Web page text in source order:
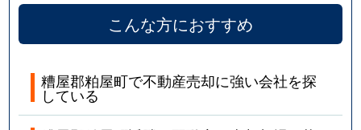
こんな方におすすめ
糟屋郡粕屋町で不動産売却に強い会社を探
している